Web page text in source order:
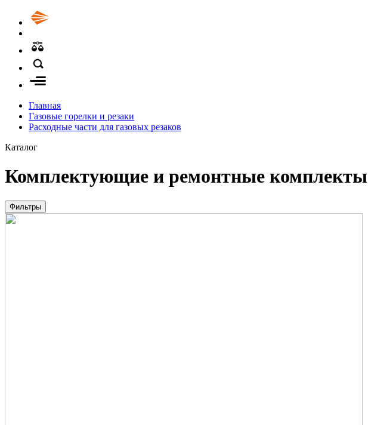
Главная
Газовые горелки и резаки
Расходные части для газовых резаков
Каталог
Комплектующие и ремонтные комплекты
Фильтры